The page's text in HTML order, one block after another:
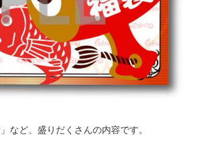
など、盛りだくさんの内容です。